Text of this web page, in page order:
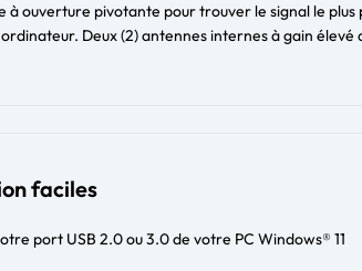
ouverture pivotante pour trouver le signal le plus
Deux (2) antennes internes à gain élevé
faciles
port USB 2.0 ou 3.0 de votre PC Windows® 11